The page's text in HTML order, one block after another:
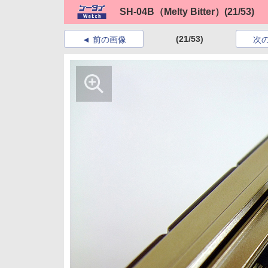
SH-04B（Melty Bitter） (21/53)
前の画像 (21/53) 次